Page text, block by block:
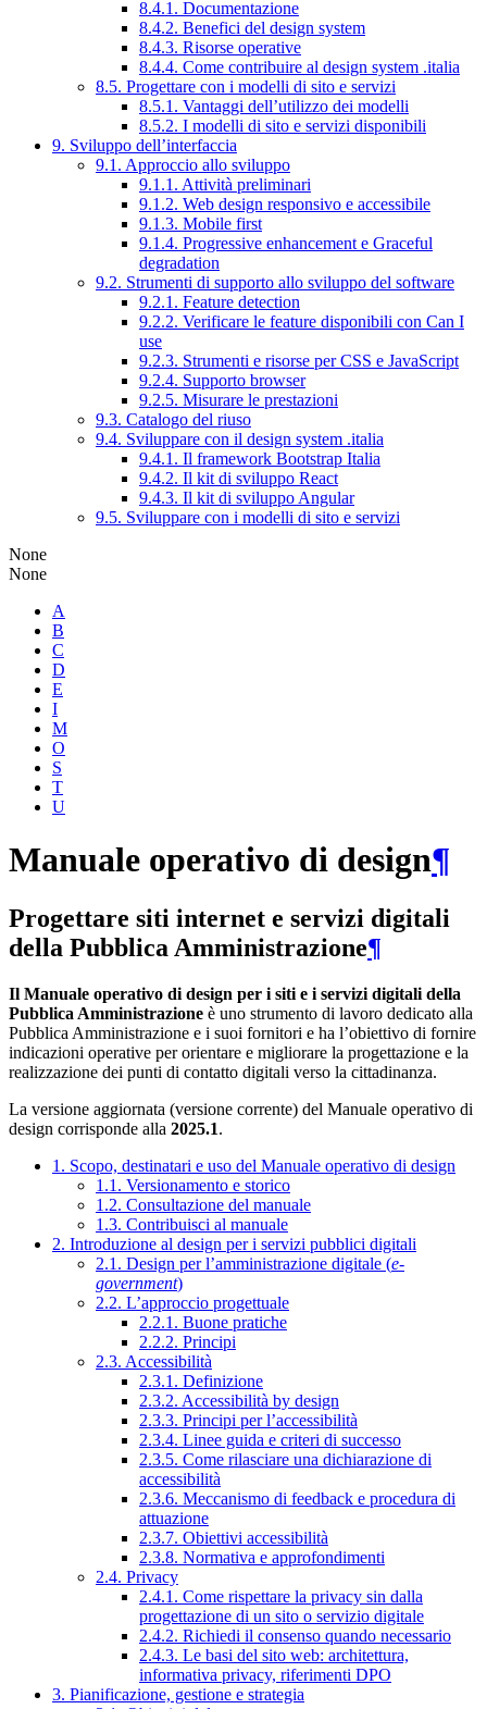
8.4.1. Documentazione
8.4.2. Benefici del design system
8.4.3. Risorse operative
8.4.4. Come contribuire al design system .italia
8.5. Progettare con i modelli di sito e servizi
8.5.1. Vantaggi dell’utilizzo dei modelli
8.5.2. I modelli di sito e servizi disponibili
9. Sviluppo dell’interfaccia
9.1. Approccio allo sviluppo
9.1.1. Attività preliminari
9.1.2. Web design responsivo e accessibile
9.1.3. Mobile first
9.1.4. Progressive enhancement e Graceful
degradation
9.2. Strumenti di supporto allo sviluppo del software
9.2.1. Feature detection
9.2.2. Verificare le feature disponibili con Can I
use
9.2.3. Strumenti e risorse per CSS e JavaScript
9.2.4. Supporto browser
9.2.5. Misurare le prestazioni
9.3. Catalogo del riuso
9.4. Sviluppare con il design system .italia
9.4.1. Il framework Bootstrap Italia
9.4.2. Il kit di sviluppo React
9.4.3. Il kit di sviluppo Angular
9.5. Sviluppare con i modelli di sito e servizi
None
None
A
B
C
D
E
I
M
O
S
T
U
Manuale operativo di design¶
Progettare siti internet e servizi digitali
della Pubblica Amministrazione¶
Il Manuale operativo di design per i siti e i servizi digitali della
Pubblica Amministrazione è uno strumento di lavoro dedicato alla
Pubblica Amministrazione e i suoi fornitori e ha l’obiettivo di fornire
indicazioni operative per orientare e migliorare la progettazione e la
realizzazione dei punti di contatto digitali verso la cittadinanza.
La versione aggiornata (versione corrente) del Manuale operativo di
design corrisponde alla 2025.1.
1. Scopo, destinatari e uso del Manuale operativo di design
1.1. Versionamento e storico
1.2. Consultazione del manuale
1.3. Contribuisci al manuale
2. Introduzione al design per i servizi pubblici digitali
2.1. Design per l’amministrazione digitale (e-
government)
2.2. L’approccio progettuale
2.2.1. Buone pratiche
2.2.2. Principi
2.3. Accessibilità
2.3.1. Definizione
2.3.2. Accessibilità by design
2.3.3. Principi per l’accessibilità
2.3.4. Linee guida e criteri di successo
2.3.5. Come rilasciare una dichiarazione di
accessibilità
2.3.6. Meccanismo di feedback e procedura di
attuazione
2.3.7. Obiettivi accessibilità
2.3.8. Normativa e approfondimenti
2.4. Privacy
2.4.1. Come rispettare la privacy sin dalla
progettazione di un sito o servizio digitale
2.4.2. Richiedi il consenso quando necessario
2.4.3. Le basi del sito web: architettura,
informativa privacy, riferimenti DPO
3. Pianificazione, gestione e strategia